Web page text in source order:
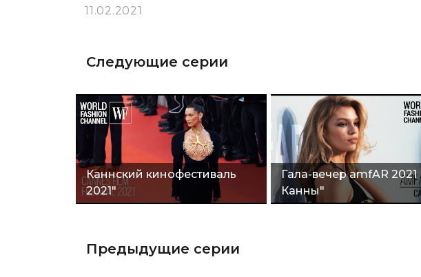
11.02.2021
Следующие серии
Каннский кинофестиваль
2021"
Гала-вечер amfAR 2021
Канны"
Предыдущие серии